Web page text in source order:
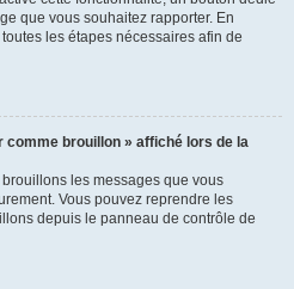
que vous souhaitez rapporter. En
les étapes nécessaires afin de
brouillon » affiché lors de la
brouillons les messages que vous
Vous pouvez reprendre les
depuis le panneau de contrôle de